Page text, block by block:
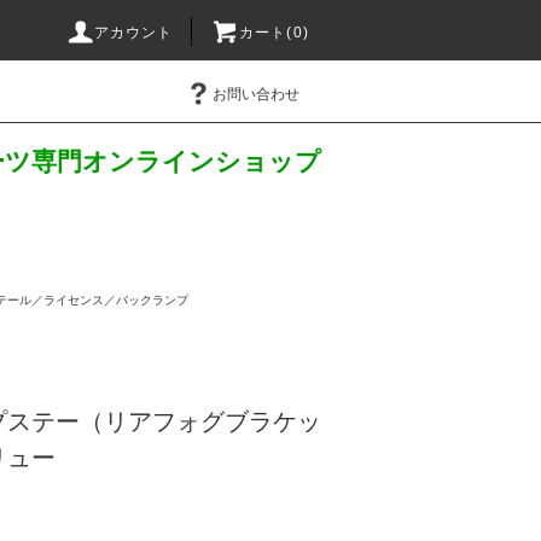
アカウント カート(0)
お問い合わせ
専門オンラインショップ
ール／ライセンス／バックランプ
テー（リアフォグブラケッ
ュー